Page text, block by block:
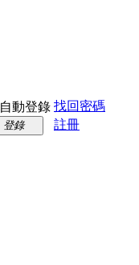
自動登錄 找回密碼
登錄
註冊